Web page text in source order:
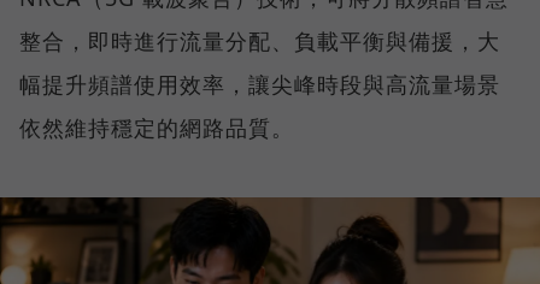
整合，即時進行流量分配、負載平衡與備援，大
幅提升頻譜使用效率，讓尖峰時段與高流量場景
依然維持穩定的網路品質。